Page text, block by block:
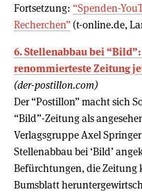
Fortsetzung: “Spenden-
Recherchen” (t-online.de,
6. Stellenabbau bei
renommierteste Zeitung
(der-postillon.com)
Der “Postillon” macht sich
“Bild”-Zeitung als
Verlagsgruppe Axel
Stellenabbau bei ‘Bild’
Befürchtungen, die Zeitung
Bumsblatt